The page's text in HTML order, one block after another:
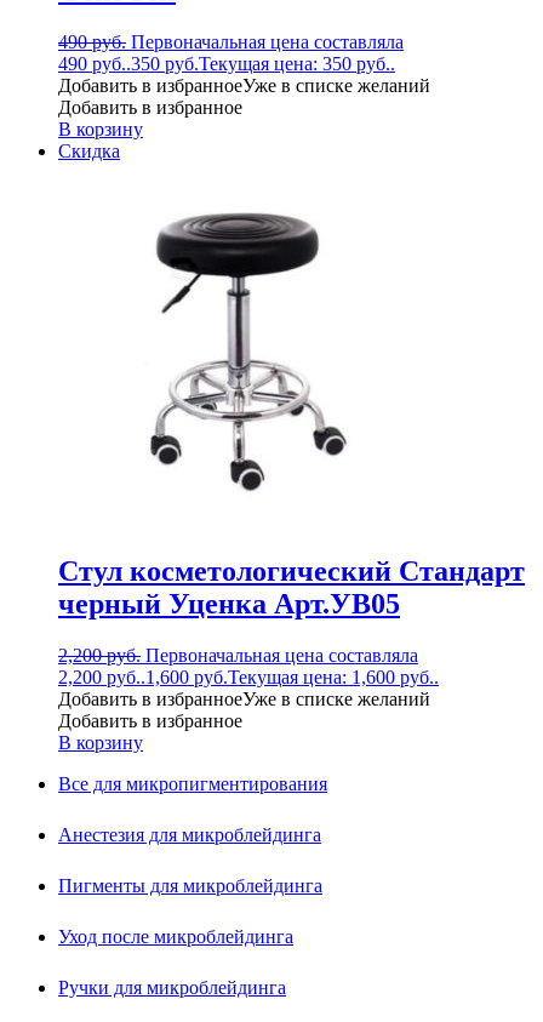
490руб. Первоначальная цена составляла
490 руб..350 руб.Текущая цена: 350 руб..
Добавить в избранноеУже в списке желаний
Добавить в избранное
В корзину
Скидка
Стул косметологический Стандарт
черный Уценка Арт.УВ05
2,200руб. Первоначальная цена составляла
2,200 руб..1,600 руб.Текущая цена: 1,600 руб..
Добавить в избранноеУже в списке желаний
Добавить в избранное
В корзину
Все для микропигментирования
Анестезия для микроблейдинга
Пигменты для микроблейдинга
Уход после микроблейдинга
Ручки для микроблейдинга